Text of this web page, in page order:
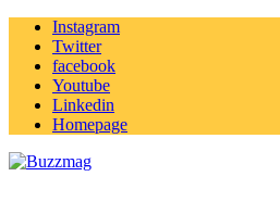
Instagram
Twitter
facebook
Youtube
Linkedin
Homepage